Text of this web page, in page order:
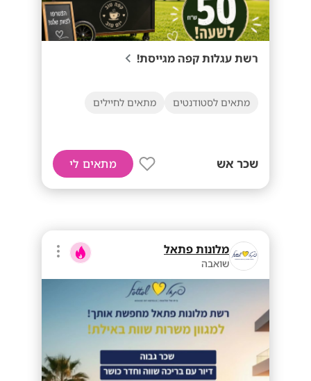
רשת עגלות קפה מגייסת!
מתאים לסטודנטים מתאים לחיילים
שכר אש מתאים לי
מלונות פתאל
שואבה